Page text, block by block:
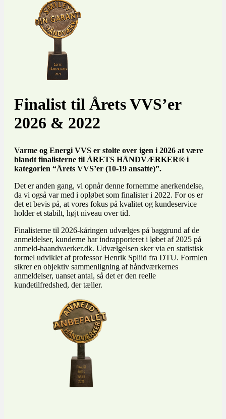
Finalist til Årets VVS’er
2026 & 2022
Varme og Energi VVS er stolte over igen i 2026 at være
blandt finalisterne til ÅRETS HÅNDVÆRKER® i
kategorien “Årets VVS’er (10-19 ansatte)”.
Det er anden gang, vi opnår denne fornemme anerkendelse,
da vi også var med i opløbet som finalister i 2022. For os er
det et bevis på, at vores fokus på kvalitet og kundeservice
holder et stabilt, højt niveau over tid.
Finalisterne til 2026-kåringen udvælges på baggrund af de
anmeldelser, kunderne har indrapporteret i løbet af 2025 på
anmeld-haandvaerker.dk. Udvælgelsen sker via en statistisk
formel udviklet af professor Henrik Spliid fra DTU. Formlen
sikrer en objektiv sammenligning af håndværkernes
anmeldelser, uanset antal, så det er den reelle
kundetilfredshed, der tæller.